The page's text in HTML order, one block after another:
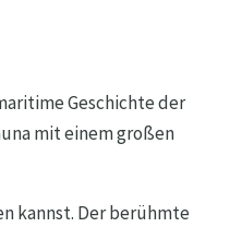
Geschichte der
mit einem großen
kannst. Der berühmte